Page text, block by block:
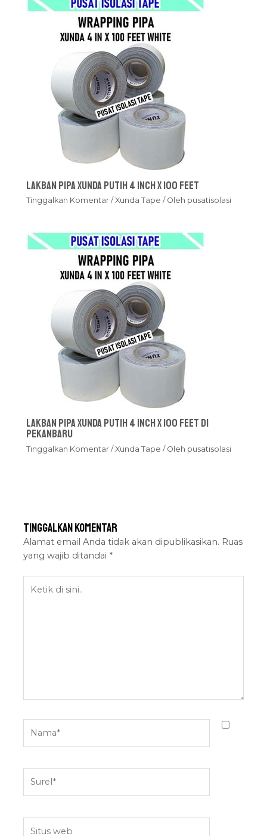
Lakban Pipa Xunda Putih 4 inch x 100 feet
Tinggalkan Komentar /Xunda Tape / Oleh pusatisolasi
Lakban Pipa Xunda Putih 4 inch x 100 feet Di
Pekanbaru
Tinggalkan Komentar /Xunda Tape / Oleh pusatisolasi
Tinggalkan Komentar
Alamat email Anda tidak akan dipublikasikan. Ruas
yang wajib ditandai *